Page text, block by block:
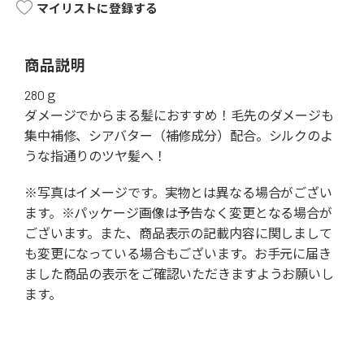
マイリストに登録する
商品説明
280ｇ
ダメージでからまる髪におすすめ！毛先のダメージも
集中補修、シアバター（補修成分）配合。シルクのよ
うな指通りのツヤ髪へ！
※写真はイメージです。実物とは異なる場合がござい
ます。※パッケージ画像は予告なく変更となる場合が
ございます。また、商品表示の記載内容に関しまして
も変更になっている場合もございます。お手元に届き
ました商品の表示をご確認いただきますようお願いし
ます。